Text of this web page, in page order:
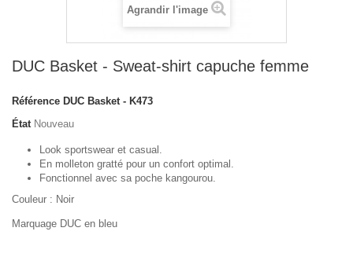
Agrandir l'image
DUC Basket - Sweat-shirt capuche femme
Référence DUC Basket - K473
État Nouveau
Look sportswear et casual.
En molleton gratté pour un confort optimal.
Fonctionnel avec sa poche kangourou.
Couleur : Noir
Marquage DUC en bleu